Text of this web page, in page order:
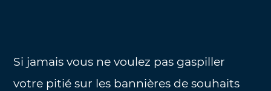
Si jamais vous ne voulez pas gaspiller
votre pitié sur les bannières de souhaits